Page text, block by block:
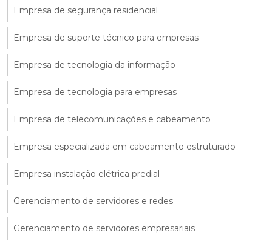
Empresa de segurança residencial
Empresa de suporte técnico para empresas
Empresa de tecnologia da informação
Empresa de tecnologia para empresas
Empresa de telecomunicações e cabeamento
Empresa especializada em cabeamento estruturado
Empresa instalação elétrica predial
Gerenciamento de servidores e redes
Gerenciamento de servidores empresariais